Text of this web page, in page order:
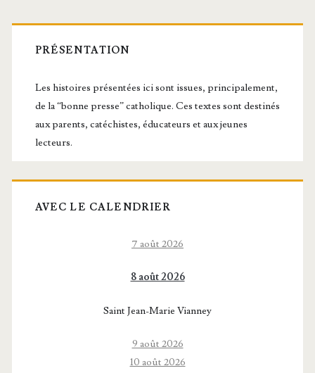
l’Église
Barre
latérale
principale
PRÉSENTATION
Les histoires présentées ici sont issues, principalement,
de la “bonne presse” catholique. Ces textes sont destinés
aux parents, catéchistes, éducateurs et aux jeunes
lecteurs.
AVEC LE CALENDRIER
7 août 2026
8 août 2026
Saint Jean-Marie Vianney
9 août 2026
10 août 2026